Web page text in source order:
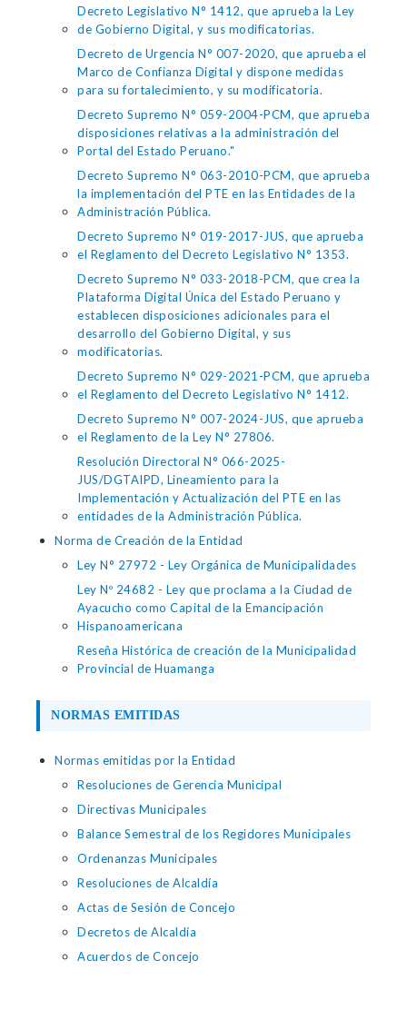
Decreto Legislativo N° 1412, que aprueba la Ley
de Gobierno Digital, y sus modificatorias.
Decreto de Urgencia N° 007-2020, que aprueba el
Marco de Confianza Digital y dispone medidas
para su fortalecimiento, y su modificatoria.
Decreto Supremo N° 059-2004-PCM, que aprueba
disposiciones relativas a la administración del
Portal del Estado Peruano."
Decreto Supremo N° 063-2010-PCM, que aprueba
la implementación del PTE en las Entidades de la
Administración Pública.
Decreto Supremo N° 019-2017-JUS, que aprueba
el Reglamento del Decreto Legislativo N° 1353.
Decreto Supremo N° 033-2018-PCM, que crea la
Plataforma Digital Única del Estado Peruano y
establecen disposiciones adicionales para el
desarrollo del Gobierno Digital, y sus
modificatorias.
Decreto Supremo N° 029-2021-PCM, que aprueba
el Reglamento del Decreto Legislativo N° 1412.
Decreto Supremo N° 007-2024-JUS, que aprueba
el Reglamento de la Ley N° 27806.
Resolución Directoral N° 066-2025-
JUS/DGTAIPD, Lineamiento para la
Implementación y Actualización del PTE en las
entidades de la Administración Pública.
Norma de Creación de la Entidad
Ley N° 27972 - Ley Orgánica de Municipalidades
Ley Nº 24682 - Ley que proclama a la Ciudad de
Ayacucho como Capital de la Emancipación
Hispanoamericana
Reseña Histórica de creación de la Municipalidad
Provincial de Huamanga
NORMAS EMITIDAS
Normas emitidas por la Entidad
Resoluciones de Gerencia Municipal
Directivas Municipales
Balance Semestral de los Regidores Municipales
Ordenanzas Municipales
Resoluciones de Alcaldía
Actas de Sesión de Concejo
Decretos de Alcaldía
Acuerdos de Concejo